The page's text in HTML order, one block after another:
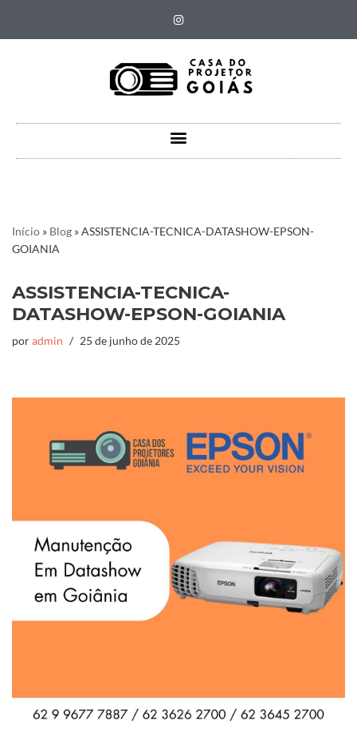
Pular
Início » Blog »ASSISTENCIA-TECNICA-DATASHOW-EPSON-
GOIANIA
ASSISTENCIA-TECNICA-
DATASHOW-EPSON-GOIANIA
poradmin 25 de junho de 2025